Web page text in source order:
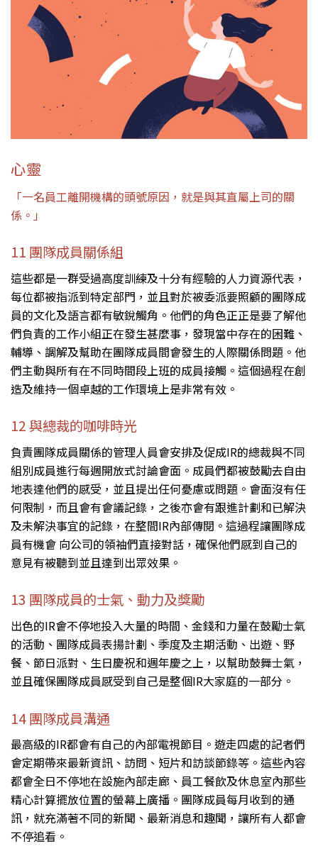
心靈
「一名員工離開機構的頭號原因，就是與其直屬上司的關
係。」
11 團隊成員關係組
這些都是一群受過高度訓練及十分有經驗的人力資源代表，
每位都被指派到特定部門，並且對於被委派要照顧的團隊成
員的文化及語言都有敏銳觸角。他們的角色正正是要了解他
們負責的工作小組正在發生甚麼事，發現當中存在的困難、
輔導、調解及幫助在團隊成員間會發生的人際關係問題。他
們主動與所有在不同時間段上班的成員接觸。這個過程在創
造及維持一個卓越的工作環境上是非常有效。
12 與總裁的咖啡時光
負責團隊成員關係的管理人員會安排及促成IR的總裁與不同
組別成員進行每週開放式討論會面。成員們都被鼓勵去自由
地表達他們的感受，並且提出任何憂慮或問題。會面沒有任
何限制，而且會有會議記錄，之後亦會有跟進計劃和已解決
及未解決事宜的記錄，在整間IR內部傳閱。這過程讓團隊成
員有機會 向公司的領袖們直接對話，確保他們感到自己的
意見有被聽到並且達到出眾效果。
13 團隊成員的士氣、動力及獎勵
出色的IR會不停地投入大量的時間、金錢和力量在鼓勵士氣
的活動、團隊成員表揚計劃、季度及主期活動、出遊、野
餐、節日派對、生日慶祝和週年慶之上，以幫助鼓舞士氣，
並且確保團隊成員感受到自己是整個IR大家庭的一部分。
14 團隊成員溝通
最高級的IR都會有自己的內部電視節目。遊走四處的記者們
會定期帶來最新資訊、訪問、短片和訪談節錄等。這些內容
都會全日不停地在設施內部走廊、員工餐飲及休息室內那些
精心計算擺放位置的螢幕上廣播。團隊成員每月收到的通
訊，就充滿著不同的新聞、最新消息和趣聞，讓所有人都會
不停追看。